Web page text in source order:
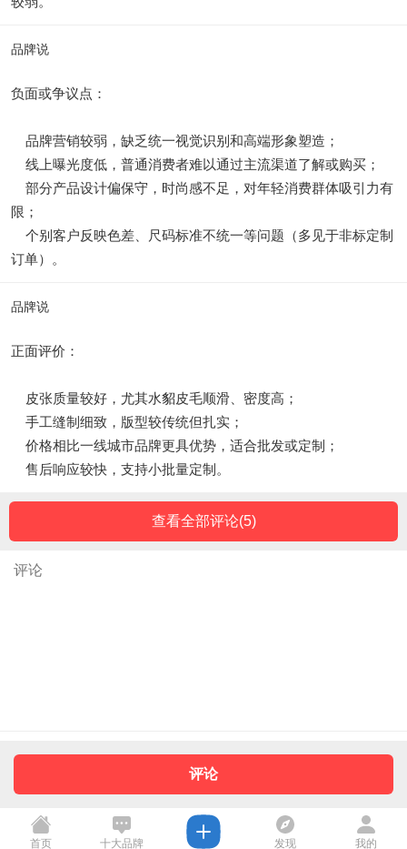
品牌说
负面或争议点：
品牌营销较弱，缺乏统一视觉识别和高端形象塑造；
线上曝光度低，普通消费者难以通过主流渠道了解或购买；
部分产品设计偏保守，时尚感不足，对年轻消费群体吸引力有
限；
个别客户反映色差、尺码标准不统一等问题（多见于非标定制
订单）。
品牌说
正面评价：
皮张质量较好，尤其水貂皮毛顺滑、密度高；
手工缝制细致，版型较传统但扎实；
价格相比一线城市品牌更具优势，适合批发或定制；
售后响应较快，支持小批量定制。
查看全部评论(5)
评论
首页 十大品牌 发现 我的